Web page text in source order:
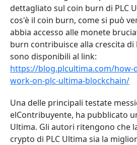
dettagliato sul coin burn di PLC
cos'è il coin burn, come si può
abbia accesso alle monete
burn contribuisce alla crescita di
sono disponibili al link:
https://blog.plcultima.com/how-
work-on-plc-ultima-blockchain/
Una delle principali testate
elContribuyente, ha pubblicato
Ultima. Gli autori ritengono che
crypto di PLC Ultima sia la